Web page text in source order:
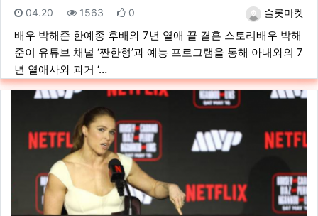
등록자슬롯마켓
등록일
04.20 조회
1563 추천
0
배우 박해준 한예종 후배와 7년 열애 끝 결혼 스토리배우 박해
준이 유튜브 채널 ‘짠한형’과 예능 프로그램을 통해 아내와의 7
년 열애사와 과거 ‘…